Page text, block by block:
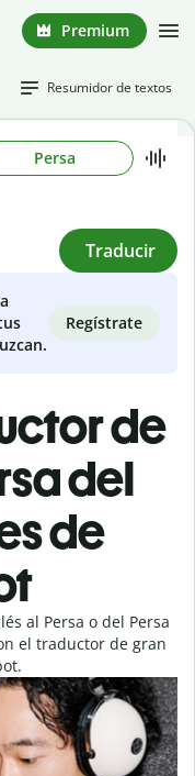
Premium
Resumidor de textos
Persa
Traducir
Regístrate
de
del
de
al Persa o del Persa
el traductor de gran